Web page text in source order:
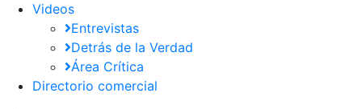
Videos
Entrevistas
Detrás de la Verdad
Área Crítica
Directorio comercial